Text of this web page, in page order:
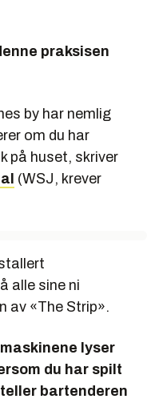
praksisen
by har nemlig
om du har
på huset, skriver
(WSJ, krever
alle sine ni
av «The Strip».
lyser
du har spilt
bartenderen